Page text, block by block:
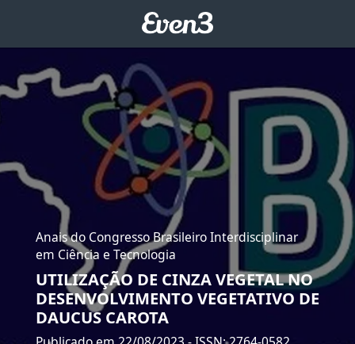
Anais do Congresso Brasileiro Interdisciplinar
em Ciência e Tecnologia
UTILIZAÇÃO DE CINZA VEGETAL NO
DESENVOLVIMENTO VEGETATIVO DE
DAUCUS CAROTA